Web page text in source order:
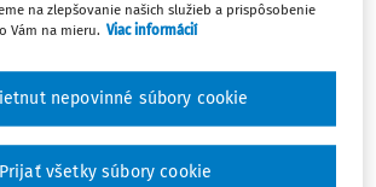
a získajte prístup na 10 dní
stačí sa len zaregistrovať.
registrácii získate prístup aj k
na zlepšovanie našich služieb a prispôsobenie
Vám na mieru. Viac informácií
nepovinné súbory cookie
Prijať všetky súbory cookie